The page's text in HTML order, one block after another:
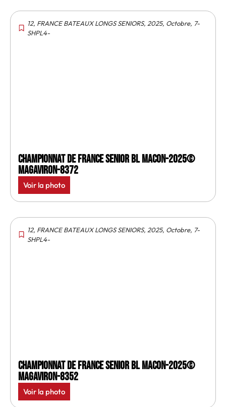
12, FRANCE BATEAUX LONGS SENIORS, 2025, Octobre, 7-
SHPL4-
Championnat de France senior BL Macon-2025©
MagAviron-8372
Voir la photo
12, FRANCE BATEAUX LONGS SENIORS, 2025, Octobre, 7-
SHPL4-
Championnat de France senior BL Macon-2025©
MagAviron-8352
Voir la photo